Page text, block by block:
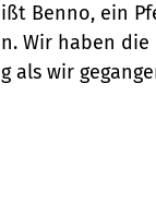
Benno, ein
Wir haben
als wir